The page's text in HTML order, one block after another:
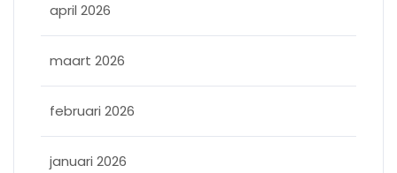
april 2026
maart 2026
februari 2026
januari 2026